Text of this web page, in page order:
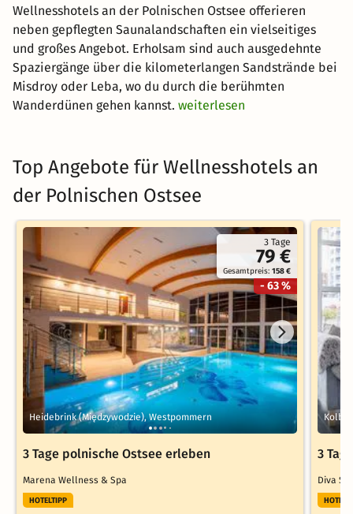
Wellnesshotels an der Polnischen Ostsee offerieren
neben gepflegten Saunalandschaften ein vielseitiges
und großes Angebot. Erholsam sind auch ausgedehnte
Spaziergänge über die kilometerlangen Sandstrände bei
Misdroy oder Leba, wo du durch die berühmten
Wanderdünen gehen kannst. weiterlesen
Top Angebote für Wellnesshotels an
der Polnischen Ostsee
3 Tage
79 €
Gesamtpreis:158 €
- 63 %
Heidebrink (Międzywodzie), Westpommern
3 Tage polnische Ostsee erleben
Marena Wellness & Spa
HOTELTIPP
3
Diva